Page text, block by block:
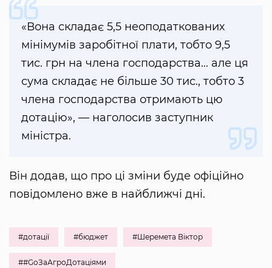
«Вона складає 5,5 неоподаткованих
мінімумів заробітної плати, тобто 9,5
тис. грн на члена господарства... але ця
сума складає не більше 30 тис., тобто 3
члена господарства отримають цю
дотацію», — наголосив заступник
міністра.
Він додав, що про ці зміни буде офіційно
повідомлено вже в найближчі дні.
#дотації #бюджет #Шеремета Віктор
##GoЗаАгроДотаціями